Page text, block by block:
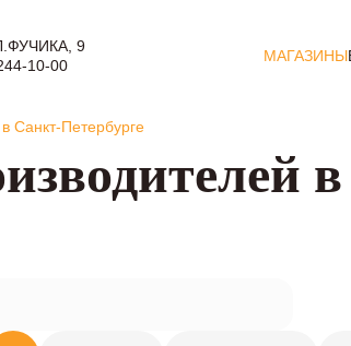
9
10-00
МАГАЗИНЫ
Санкт-Петербурге